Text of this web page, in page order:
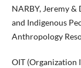
NARBY, Jeremy &
and Indigenous
Anthropology
OIT (Organization